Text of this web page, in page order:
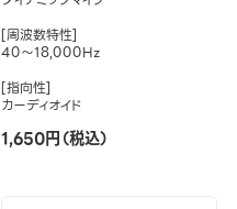
[周波数特性]
40～18,000Hz
[指向性]
カーディオイド
1,650円（税込）